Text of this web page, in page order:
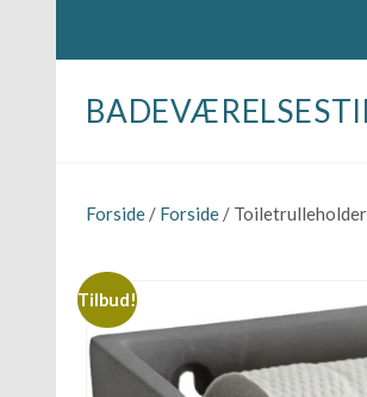
Forside / Forside / Toiletrulleholder
Tilbud!